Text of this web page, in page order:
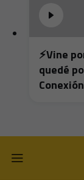
⚡️Vine
quedé